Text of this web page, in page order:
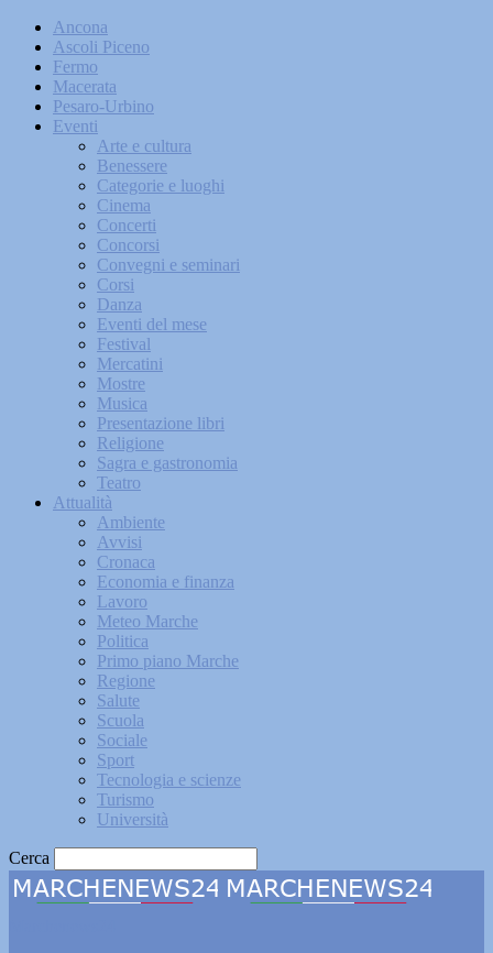
Ancona
Ascoli Piceno
Fermo
Macerata
Pesaro-Urbino
Eventi
Arte e cultura
Benessere
Categorie e luoghi
Cinema
Concerti
Concorsi
Convegni e seminari
Corsi
Danza
Eventi del mese
Festival
Mercatini
Mostre
Musica
Presentazione libri
Religione
Sagra e gastronomia
Teatro
Attualità
Ambiente
Avvisi
Cronaca
Economia e finanza
Lavoro
Meteo Marche
Politica
Primo piano Marche
Regione
Salute
Scuola
Sociale
Sport
Tecnologia e scienze
Turismo
Università
Cerca